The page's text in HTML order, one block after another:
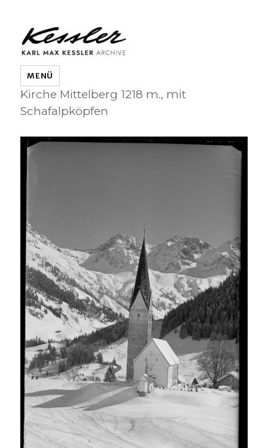
KARL MAX KESSLER ARCHIVE
MENÜ
Kirche Mittelberg 1218 m., mit
Schafalpköpfen